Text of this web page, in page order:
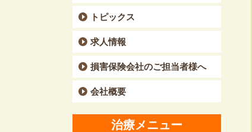
トピックス
求人情報
損害保険会社のご担当者様へ
会社概要
治療メニュー